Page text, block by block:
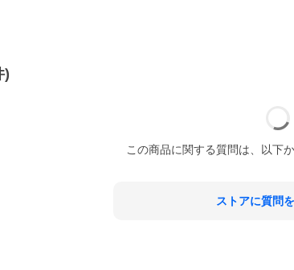
)
この商品に関する質問は、以下
ストアに質問